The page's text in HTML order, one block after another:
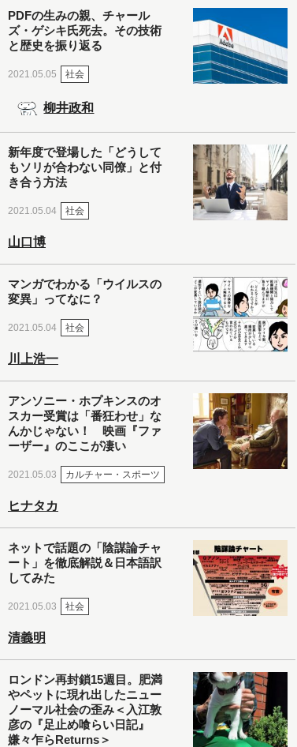
PDFの生みの親、チャール
ズ・ゲシキ氏死去。その技術
と歴史を振り返る
2021.05.05 社会
柳井政和
新年度で登場した「どうして
もソリが合わない同僚」と付
き合う方法
2021.05.04 社会
山口博
マンガでわかる「ウイルスの
変異」ってなに？
2021.05.04 社会
川上浩一
アンソニー・ホプキンスのオ
スカー受賞は「番狂わせ」な
んかじゃない！ 映画『ファ
ーザー』のここが凄い
2021.05.03 カルチャー・スポーツ
ヒナタカ
ネットで話題の「陰謀論チャ
ート」を徹底解説＆日本語訳
してみた
2021.05.03 社会
清義明
ロンドン再封鎖15週目。肥満
やペットに現れ出したニュー
ノーマル社会の歪み＜入江敦
彦の『足止め喰らい日記』
嫌々乍らReturns＞